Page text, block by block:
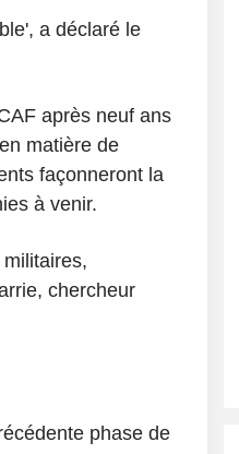
a déclaré le
après neuf ans
matière de
façonneront la
à venir.
chercheur
phase de